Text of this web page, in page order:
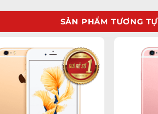
SẢN PHẨM TƯƠNG TỰ
Add to
wishlist